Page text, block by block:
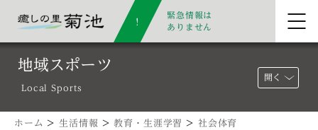
緊急情報は
ありません
地域スポーツ
Local Sports
開く
ホーム >生活情報 >教育・生涯学習 > 社会体育